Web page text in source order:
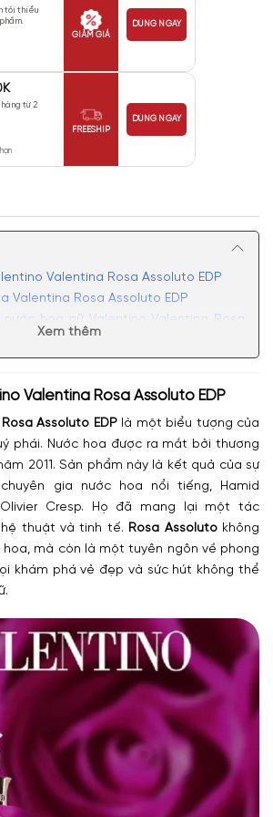
tối thiểu
GIẢM GIÁ
DÙNG NGAY
hàng từ 2
FREESHIP
DÙNG NGAY
Valentina Rosa Assoluto EDP
Valentina Rosa Assoluto EDP
hoa nữ Valentino Valentina Rosa
Xem thêm
Valentina Rosa Assoluto EDP
Assoluto EDP là một biểu tượng của
phái. Nước hoa được ra mắt bởi thương
2011. Sản phẩm này là kết quả của sự
gia nước hoa nổi tiếng, Hamid
Olivier Cresp. Họ đã mang lại một tác
thuật và tinh tế. Rosa Assolutokhông
mà còn là một tuyên ngôn về phong
khám phá vẻ đẹp và sức hút không thể